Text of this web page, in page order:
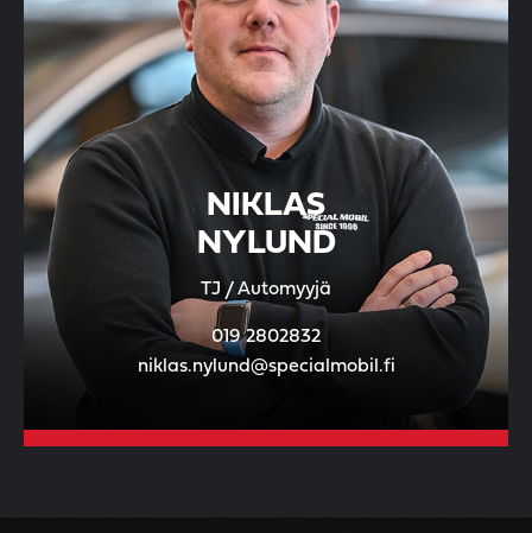
NIKLAS
NYLUND
TJ / Automyyjä
019 2802832
niklas.nylund@specialmobil.fi